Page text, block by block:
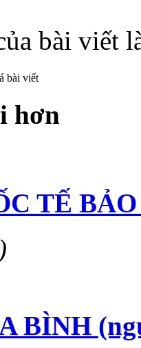
bài viết
bài viết
hơn
TẾ
BÌNH